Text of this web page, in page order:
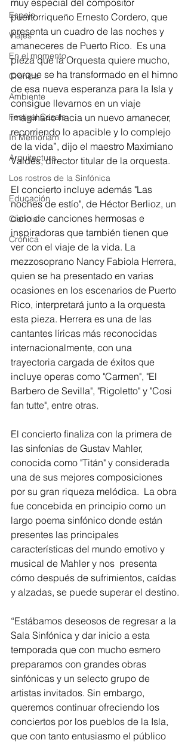
Espejo
Viajes
En el momento
Crónica
Ambiente
Festival Casals
In Memoriam
Arquitectura
Los rostros de la Sinfónica
Educación
Ciencia
Crónica
puertorriqueño Ernesto Cordero, que
presenta un cuadro de las noches y
amaneceres de Puerto Rico.  Es una
pieza que la Orquesta quiere mucho,
porque se ha transformado en el himno
de esa nueva esperanza para la Isla y
consigue llevarnos en un viaje
imaginario hacia un nuevo amanecer,
recorriendo lo apacible y lo complejo
de la vida”, dijo el maestro Maximiano
Valdés, director titular de la orquesta.
El concierto incluye además "Las
noches de estío", de Héctor Berlioz, un
ciclo de canciones hermosas e
inspiradoras que también tienen que
ver con el viaje de la vida. La
mezzosoprano Nancy Fabiola Herrera,
quien se ha presentado en varias
ocasiones en los escenarios de Puerto
Rico, interpretará junto a la orquesta
esta pieza. Herrera es una de las
cantantes líricas más reconocidas
internacionalmente, con una
trayectoria cargada de éxitos que
incluye operas como "Carmen", "El
Barbero de Sevilla", "Rigoletto" y "Cosi
fan tutte", entre otras.
El concierto finaliza con la primera de
las sinfonías de Gustav Mahler,
conocida como "Titán" y considerada
una de sus mejores composiciones
por su gran riqueza melódica.  La obra
fue concebida en principio como un
largo poema sinfónico donde están
presentes las principales
características del mundo emotivo y
musical de Mahler y nos  presenta
cómo después de sufrimientos, caídas
y alzadas, se puede superar el destino.
“Estábamos deseosos de regresar a la
Sala Sinfónica y dar inicio a esta
temporada que con mucho esmero
preparamos con grandes obras
sinfónicas y un selecto grupo de
artistas invitados. Sin embargo,
queremos continuar ofreciendo los
conciertos por los pueblos de la Isla,
que con tanto entusiasmo el público